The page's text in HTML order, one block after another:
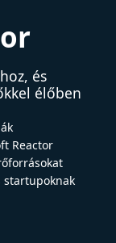
és
élőben
Reactor
startupoknak